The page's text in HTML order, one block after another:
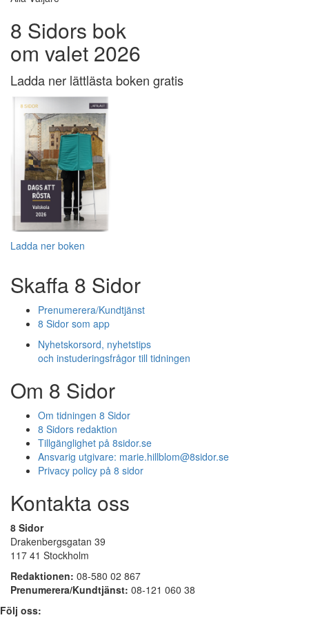
8 Sidors bok
om valet 2026
Ladda ner lättlästa boken gratis
Ladda ner boken
Skaffa 8 Sidor
Prenumerera/Kundtjänst
8 Sidor som app
Nyhetskorsord, nyhetstips
och instuderingsfrågor till tidningen
Om 8 Sidor
Om tidningen 8 Sidor
8 Sidors redaktion
Tillgänglighet på 8sidor.se
Ansvarig utgivare: marie.hillblom@8sidor.se
Privacy policy på 8 sidor
Kontakta oss
8 Sidor
Drakenbergsgatan 39
117 41 Stockholm
Redaktionen: 08-580 02 867
Prenumerera/Kundtjänst: 08-121 060 38
Följ oss: